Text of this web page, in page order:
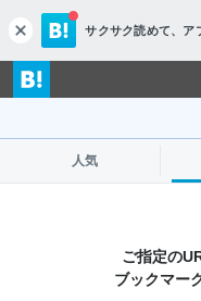
c
l
o
s
サクサク読めて、 ア
人気
ご指定の
ブックマー